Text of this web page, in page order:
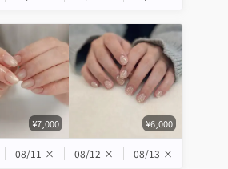
¥7,000 ¥6,000
08/11 × 08/12 × 08/13 ×